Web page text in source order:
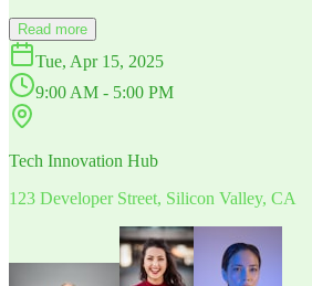
Read more
Tue, Apr 15, 2025
9:00 AM - 5:00 PM
Tech Innovation Hub
123 Developer Street, Silicon Valley, CA